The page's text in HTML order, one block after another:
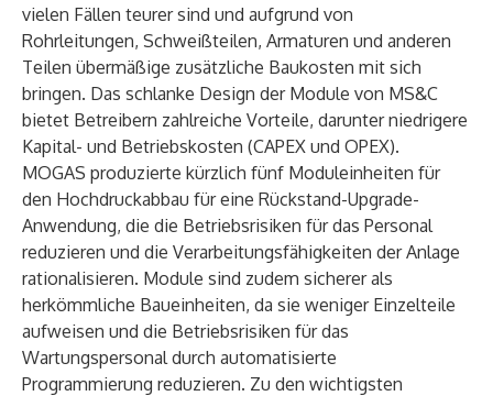
vielen Fällen teurer sind und aufgrund von
Rohrleitungen, Schweißteilen, Armaturen und anderen
Teilen übermäßige zusätzliche Baukosten mit sich
bringen. Das schlanke Design der Module von MS&C
bietet Betreibern zahlreiche Vorteile, darunter niedrigere
Kapital- und Betriebskosten (CAPEX und OPEX).
MOGAS produzierte kürzlich fünf Moduleinheiten für
den Hochdruckabbau für eine Rückstand-Upgrade-
Anwendung, die die Betriebsrisiken für das Personal
reduzieren und die Verarbeitungsfähigkeiten der Anlage
rationalisieren. Module sind zudem sicherer als
herkömmliche Baueinheiten, da sie weniger Einzelteile
aufweisen und die Betriebsrisiken für das
Wartungspersonal durch automatisierte
Programmierung reduzieren. Zu den wichtigsten